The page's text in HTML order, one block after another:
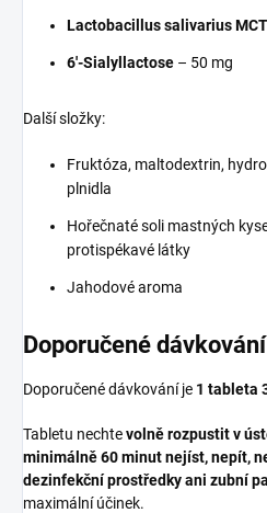
Lactobacillus salivarius MCT
6'-Sialyllactose – 50 mg
Další složky:
Fruktóza, maltodextrin,
plnidla
Hořečnaté soli mastných
protispékavé látky
Jahodové aroma
Doporučené dávkování
Doporučené dávkování je 1 tableta
Tabletu nechtevolně rozpustit v
minimálně 60 minut nejíst, nepít,
dezinfekční prostředky ani zubní
maximální účinek.